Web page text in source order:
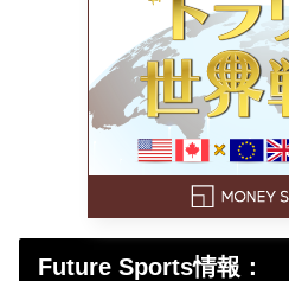
Future Sports情報：